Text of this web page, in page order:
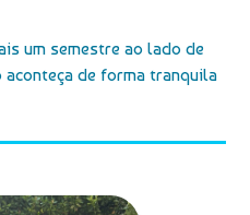
um semestre ao lado de
aconteça de forma tranquila